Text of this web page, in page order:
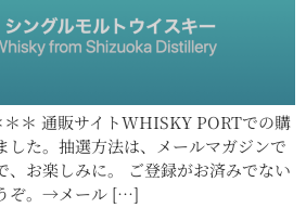
＊＊ 通販サイトWHISKY PORTでの購
した。抽選方法は、メールマガジンで
、お楽しみに。 ご登録がお済みでない
ぞ。→メール […]